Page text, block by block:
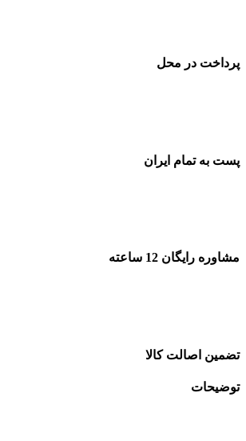
پرداخت در محل
پست به تمام ایران
مشاوره رایگان 12 ساعته
تضمین اصالت کالا
توضیحات